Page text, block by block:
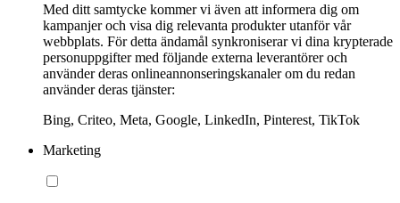
Med ditt samtycke kommer vi även att informera dig om
kampanjer och visa dig relevanta produkter utanför vår
webbplats. För detta ändamål synkroniserar vi dina krypterade
personuppgifter med följande externa leverantörer och
använder deras onlineannonseringskanaler om du redan
använder deras tjänster:
Bing, Criteo, Meta, Google, LinkedIn, Pinterest, TikTok
Marketing